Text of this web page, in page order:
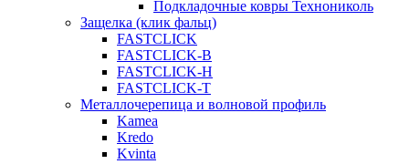
Подкладочные ковры Технониколь
Защелка (клик фальц)
FASTCLICK
FASTCLICK-B
FASTCLICK-H
FASTCLICK-T
Металлочерепица и волновой профиль
Kamea
Kredo
Kvinta